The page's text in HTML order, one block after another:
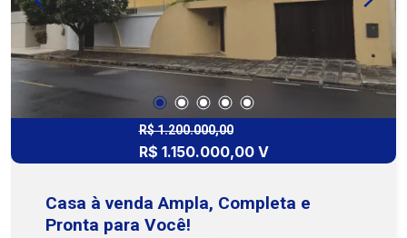
R$ 1.200.000,00
R$ 1.150.000,00 V
Casa à venda Ampla, Completa e
Pronta para Você!